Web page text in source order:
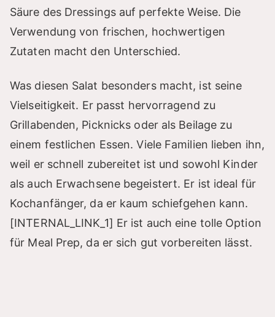
Säure des Dressings auf perfekte Weise. Die
Verwendung von frischen, hochwertigen
Zutaten macht den Unterschied.
Was diesen Salat besonders macht, ist seine
Vielseitigkeit. Er passt hervorragend zu
Grillabenden, Picknicks oder als Beilage zu
einem festlichen Essen. Viele Familien lieben ihn,
weil er schnell zubereitet ist und sowohl Kinder
als auch Erwachsene begeistert. Er ist ideal für
Kochanfänger, da er kaum schiefgehen kann.
[INTERNAL_LINK_1] Er ist auch eine tolle Option
für Meal Prep, da er sich gut vorbereiten lässt.